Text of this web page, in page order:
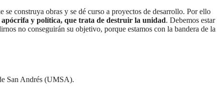
construya obras y se dé curso a proyectos de desarrollo. Por ello
y política, que trata de destruir la unidad. Debemos estar
no conseguirán su objetivo, porque estamos con la bandera de la
San Andrés (UMSA).